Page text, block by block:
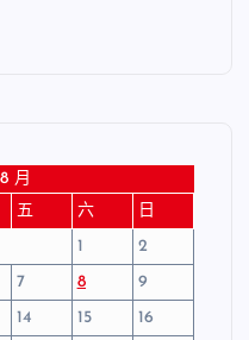
月
五 六
日
1
2
7 8
9
14 15
16